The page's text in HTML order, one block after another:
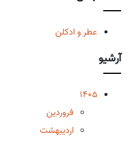
عطر و ادکلن
آرشیو
1405
فروردین
اردیبهشت